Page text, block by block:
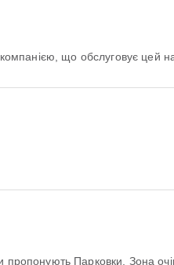
що обслуговує цей
Парковки, Зона